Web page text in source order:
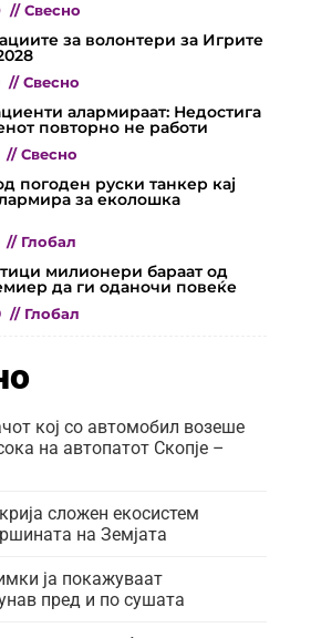
// Свесно
за волонтери за Игрите
// Свесно
алармираат: Недостига
повторно не работи
// Свесно
погоден руски танкер кај
за еколошка
// Глобал
милионери бараат од
да ги оданочи повеќе
// Глобал
кој со автомобил возеше
на автопатот Скопје –
сложен екосистем
на Земјата
ја покажуваат
пред и по сушата